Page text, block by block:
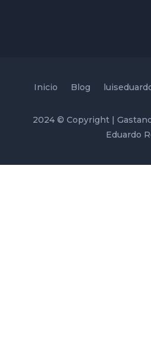
Inicio Blog
2024 © Copyright |
Eduardo